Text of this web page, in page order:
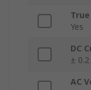
True
Yes
DC
±
AC